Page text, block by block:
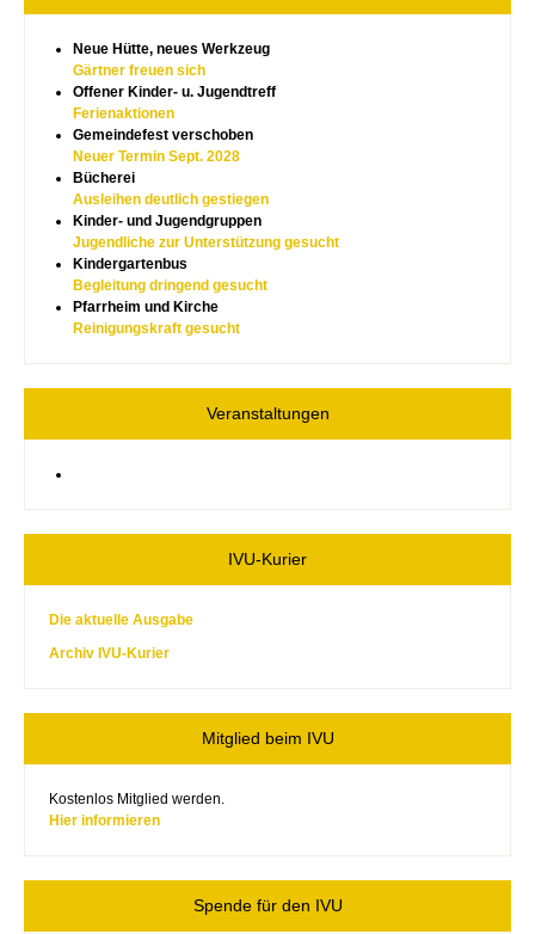
Neue Hütte, neues Werkzeug
Gärtner freuen sich
Offener Kinder- u. Jugendtreff
Ferienaktionen
Gemeindefest verschoben
Neuer Termin Sept. 2028
Bücherei
Ausleihen deutlich gestiegen
Kinder- und Jugendgruppen
Jugendliche zur Unterstützung gesucht
Kindergartenbus
Begleitung dringend gesucht
Pfarrheim und Kirche
Reinigungskraft gesucht
Veranstaltungen
IVU-Kurier
Die aktuelle Ausgabe
Archiv IVU-Kurier
Mitglied beim IVU
Kostenlos Mitglied werden.
Hier informieren
Spende für den IVU